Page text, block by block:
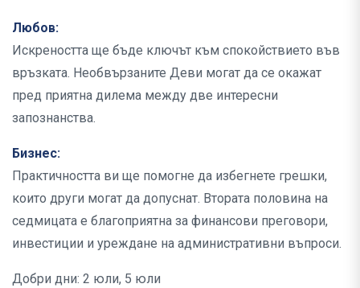
Любов:
Искреността ще бъде ключът към спокойствието във
връзката. Необвързаните Деви могат да се окажат
пред приятна дилема между две интересни
запознанства.
Бизнес:
Практичността ви ще помогне да избегнете грешки,
които други могат да допуснат. Втората половина на
седмицата е благоприятна за финансови преговори,
инвестиции и уреждане на административни въпроси.
Добри дни: 2 юли, 5 юли